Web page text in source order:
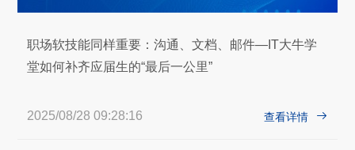
职场软技能同样重要：沟通、文档、邮件—IT大牛学
堂如何补齐应届生的“最后一公里”
2025/08/28 09:28:16 查看详情 